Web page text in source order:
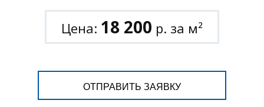
Цена: 18 200 р. за м²
ОТПРАВИТЬ ЗАЯВКУ